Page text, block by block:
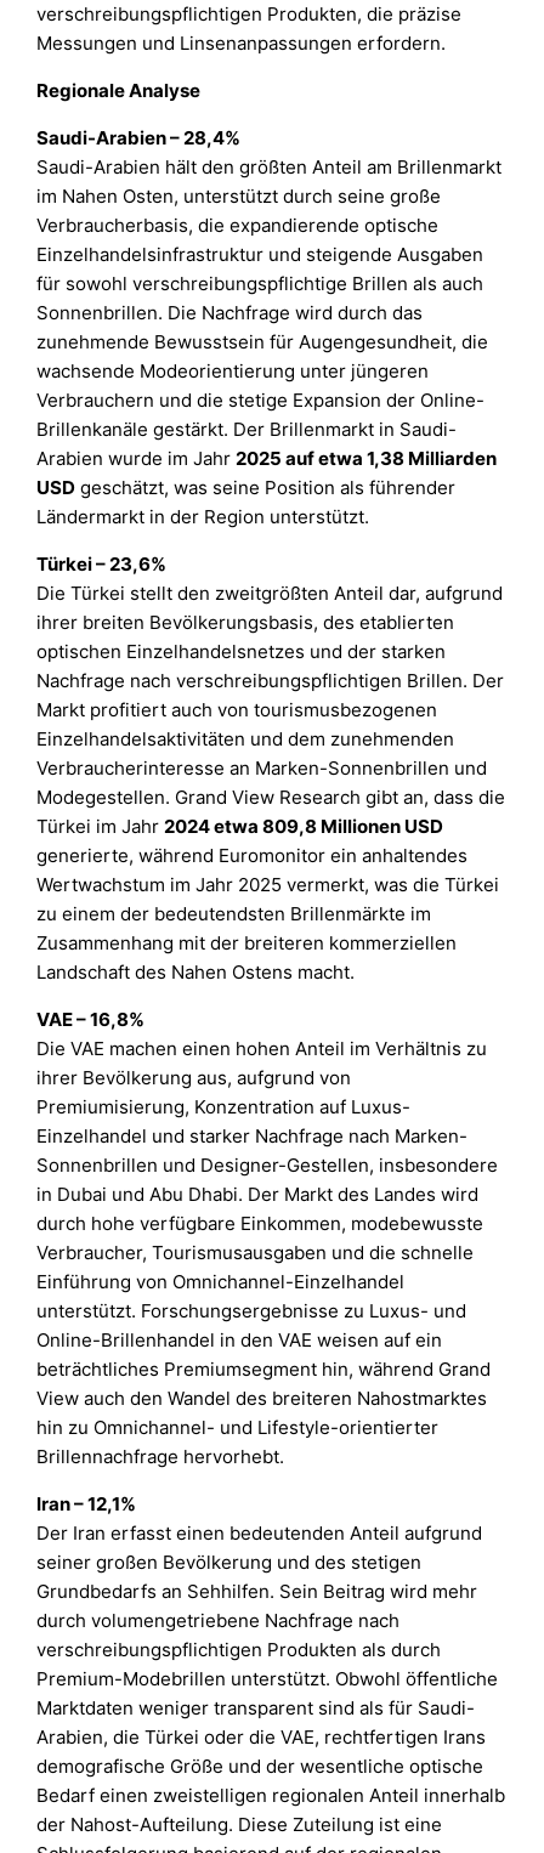
verschreibungspflichtigen Produkten, die präzise
Messungen und Linsenanpassungen erfordern.
Regionale Analyse
Saudi-Arabien – 28,4%
Saudi-Arabien hält den größten Anteil am Brillenmarkt
im Nahen Osten, unterstützt durch seine große
Verbraucherbasis, die expandierende optische
Einzelhandelsinfrastruktur und steigende Ausgaben
für sowohl verschreibungspflichtige Brillen als auch
Sonnenbrillen. Die Nachfrage wird durch das
zunehmende Bewusstsein für Augengesundheit, die
wachsende Modeorientierung unter jüngeren
Verbrauchern und die stetige Expansion der Online-
Brillenkanäle gestärkt. Der Brillenmarkt in Saudi-
Arabien wurde im Jahr 2025 auf etwa 1,38 Milliarden
USD geschätzt, was seine Position als führender
Ländermarkt in der Region unterstützt.
Türkei – 23,6%
Die Türkei stellt den zweitgrößten Anteil dar, aufgrund
ihrer breiten Bevölkerungsbasis, des etablierten
optischen Einzelhandelsnetzes und der starken
Nachfrage nach verschreibungspflichtigen Brillen. Der
Markt profitiert auch von tourismusbezogenen
Einzelhandelsaktivitäten und dem zunehmenden
Verbraucherinteresse an Marken-Sonnenbrillen und
Modegestellen. Grand View Research gibt an, dass die
Türkei im Jahr 2024 etwa 809,8 Millionen USD
generierte, während Euromonitor ein anhaltendes
Wertwachstum im Jahr 2025 vermerkt, was die Türkei
zu einem der bedeutendsten Brillenmärkte im
Zusammenhang mit der breiteren kommerziellen
Landschaft des Nahen Ostens macht.
VAE – 16,8%
Die VAE machen einen hohen Anteil im Verhältnis zu
ihrer Bevölkerung aus, aufgrund von
Premiumisierung, Konzentration auf Luxus-
Einzelhandel und starker Nachfrage nach Marken-
Sonnenbrillen und Designer-Gestellen, insbesondere
in Dubai und Abu Dhabi. Der Markt des Landes wird
durch hohe verfügbare Einkommen, modebewusste
Verbraucher, Tourismusausgaben und die schnelle
Einführung von Omnichannel-Einzelhandel
unterstützt. Forschungsergebnisse zu Luxus- und
Online-Brillenhandel in den VAE weisen auf ein
beträchtliches Premiumsegment hin, während Grand
View auch den Wandel des breiteren Nahostmarktes
hin zu Omnichannel- und Lifestyle-orientierter
Brillennachfrage hervorhebt.
Iran – 12,1%
Der Iran erfasst einen bedeutenden Anteil aufgrund
seiner großen Bevölkerung und des stetigen
Grundbedarfs an Sehhilfen. Sein Beitrag wird mehr
durch volumengetriebene Nachfrage nach
verschreibungspflichtigen Produkten als durch
Premium-Modebrillen unterstützt. Obwohl öffentliche
Marktdaten weniger transparent sind als für Saudi-
Arabien, die Türkei oder die VAE, rechtfertigen Irans
demografische Größe und der wesentliche optische
Bedarf einen zweistelligen regionalen Anteil innerhalb
der Nahost-Aufteilung. Diese Zuteilung ist eine